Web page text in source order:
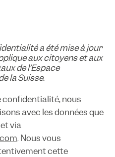
a été mise à jour
aux citoyens et aux
de l’Espace
la Suisse.
nous
avec les données que
via
. Nous vous
cette